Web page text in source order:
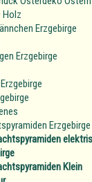
Holz
Erzgebirge
Erzgebirge
Erzgebirge
Klein